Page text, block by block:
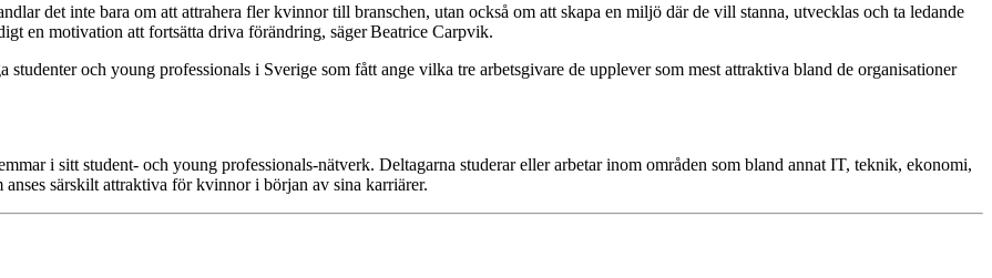
det inte bara om att attrahera fler kvinnor till branschen, utan också om att skapa en miljö där de vill stanna, utvecklas och ta ledande
en motivation att fortsätta driva förändring, säger Beatrice Carpvik.
och young professionals i Sverige som fått ange vilka tre arbetsgivare de upplever som mest attraktiva bland de organisationer
i sitt student- och young professionals-nätverk. Deltagarna studerar eller arbetar inom områden som bland annat IT, teknik, ekonomi,
särskilt attraktiva för kvinnor i början av sina karriärer.